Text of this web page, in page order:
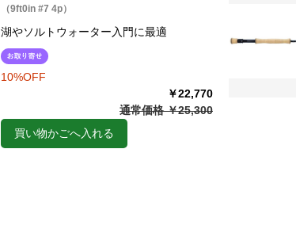
（9ft0in #7 4p）
湖やソルトウォーター入門に最適
10%OFF
￥22,770
通常価格 ￥25,300
買い物かごへ入れる